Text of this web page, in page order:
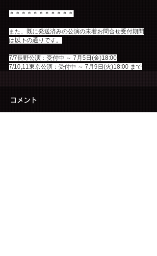
＊＊＊＊＊＊＊＊＊＊＊
また、既に発送済みの公演の未着お問合せ受付期間
は以下の通りです。
7/7長野公演：受付中 ～ 7月5日(金)18:00
7/10,11東京公演：受付中 ～ 7月9日(火)18:00 まで
コメント